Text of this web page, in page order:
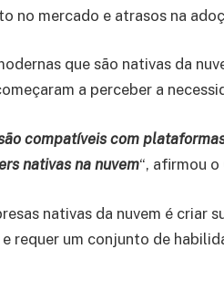
no mercado e atrasos na
que são nativas da
a perceber a
compatíveis com
nativas na nuvem“, afirmou
nativas da nuvem é criar
requer um conjunto de